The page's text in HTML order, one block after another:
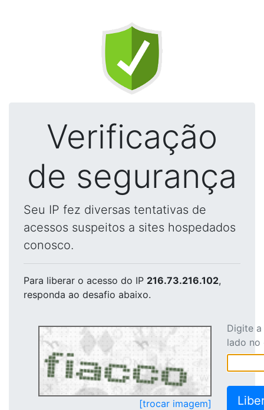
Verificação
de segurança
Seu IP fez diversas tentativas de
acessos suspeitos a sites hospedados
conosco.
Para liberar o acesso do IP 216.73.216.102,
responda ao desafio abaixo.
[trocar imagem]
Digite
lado no